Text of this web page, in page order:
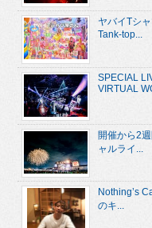
ヤバイTシ
Tank-top...
SPECIAL
VIRTUAL
開催から2
ャルライ...
Nothing’s
のキ...